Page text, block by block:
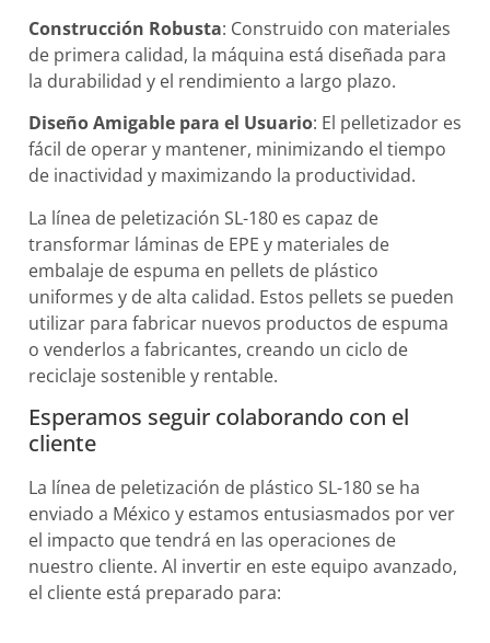
Construcción Robusta: Construido con materiales
de primera calidad, la máquina está diseñada para
la durabilidad y el rendimiento a largo plazo.
Diseño Amigable para el Usuario: El pelletizador es
fácil de operar y mantener, minimizando el tiempo
de inactividad y maximizando la productividad.
La línea de peletización SL-180 es capaz de
transformar láminas de EPE y materiales de
embalaje de espuma en pellets de plástico
uniformes y de alta calidad. Estos pellets se pueden
utilizar para fabricar nuevos productos de espuma
o venderlos a fabricantes, creando un ciclo de
reciclaje sostenible y rentable.
Esperamos seguir colaborando con el
cliente
La línea de peletización de plástico SL-180 se ha
enviado a México y estamos entusiasmados por ver
el impacto que tendrá en las operaciones de
nuestro cliente. Al invertir en este equipo avanzado,
el cliente está preparado para: